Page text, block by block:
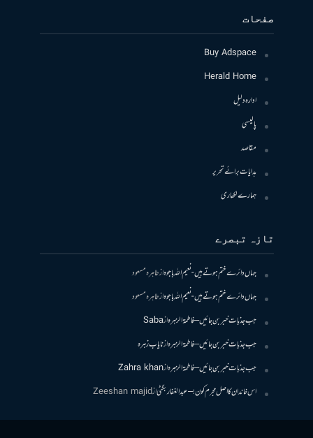
صفحات
Buy Adspace
Herald Home
ادارہ دلیل
پالیسی
مقاصد
ہدایات برائے تحریر
ہمارے لکھاری
تازہ تبصرے
جہاں دائرے ختم ہوتے ہیں- نعیم اللہ باجوہازطاہرہ مسعود
جہاں دائرے ختم ہوتے ہیں- نعیم اللہ باجوہازطاہرہ مسعود
جب جذبات خبر بن جائیں – فاطمۃالزہرہازSaba
جب جذبات خبر بن جائیں – فاطمۃالزہرہازنایاب زہرہ
جب جذبات خبر بن جائیں – فاطمۃالزہرہازZahra khan
اس خاندان کا اصل مجرم کون! – عبدالغفار بگٹیازZeeshan majid